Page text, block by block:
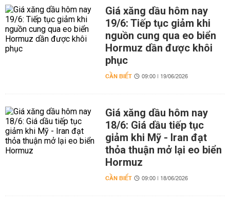
Giá xăng dầu hôm nay
19/6: Tiếp tục giảm khi
nguồn cung qua eo biển
Hormuz dần được khôi
phục
CẦN BIẾT 09:00 | 19/06/2026
Giá xăng dầu hôm nay
18/6: Giá dầu tiếp tục
giảm khi Mỹ - Iran đạt
thỏa thuận mở lại eo biển
Hormuz
CẦN BIẾT 09:00 | 18/06/2026